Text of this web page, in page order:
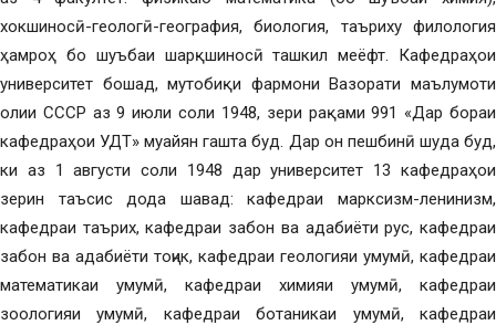
хокшиносӣ-геологӣ-география, биология, таъриху филология
ҳамроҳ бо шуъбаи шарқшиносӣ ташкил меёфт. Кафедраҳои
университет бошад, мутобиқи фармони Вазорати маълумоти
олии СССР аз 9 июли соли 1948, зери рақами 991 «Дар бораи
кафедраҳои УДТ» муайян гашта буд. Дар он пешбинӣ шуда буд,
ки аз 1 августи соли 1948 дар университет 13 кафедраҳои
зерин таъсис дода шавад: кафедраи марксизм-ленинизм,
кафедраи таърих, кафедраи забон ва адабиёти рус, кафедраи
забон ва адабиёти тоҷик, кафедраи геологияи умумӣ, кафедраи
математикаи умумӣ, кафедраи химияи умумӣ, кафедраи
зоологияи умумӣ, кафедраи ботаникаи умумӣ, кафедраи